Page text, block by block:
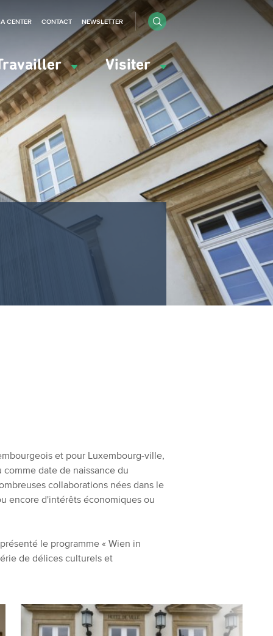
Visiter
CENTER CONTACT NEWSLETTER
et pour Luxembourg-ville,
comme date de naissance du
collaborations nées dans le
encore d'intérêts économiques ou
le programme « Wien in
de délices culturels et